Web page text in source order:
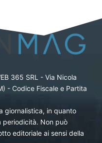
365 SRL - Via Nicola
- Codice Fiscale e Partita
giornalistica, in quanto
periodicità. Non può
editoriale ai sensi della